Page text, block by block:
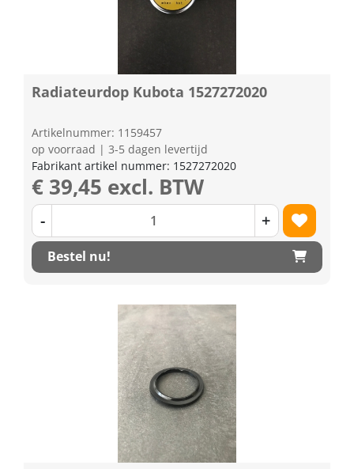
Radiateurdop Kubota 1527272020
Artikelnummer: 1159457
op voorraad | 3-5 dagen levertijd
Fabrikant artikel nummer: 1527272020
€ 39,45 excl. BTW
- +
Bestel nu!